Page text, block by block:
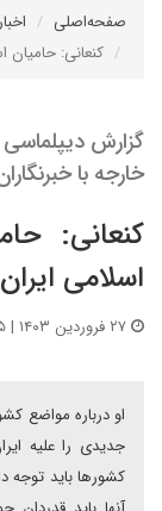
صفحه‌اصلی اخبار
کنعانی: حامیان
گزارش
خارجه با
کنعانی:
اسلامی
او درباره مواضع
جدیدی را علیه
کشورها باید توجه